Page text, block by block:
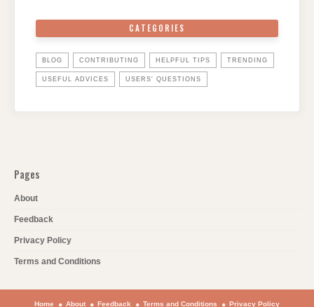
CATEGORIES
BLOG CONTRIBUTING HELPFUL TIPS TRENDING
USEFUL ADVICES USERS' QUESTIONS
Pages
About
Feedback
Privacy Policy
Terms and Conditions
Home About Feedback Terms and Conditions Privacy Policy